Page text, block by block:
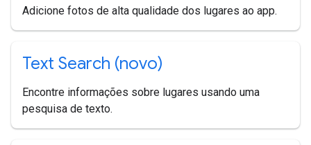
Adicione fotos de alta qualidade dos lugares ao app.
Text Search (novo)
Encontre informações sobre lugares usando uma
pesquisa de texto.